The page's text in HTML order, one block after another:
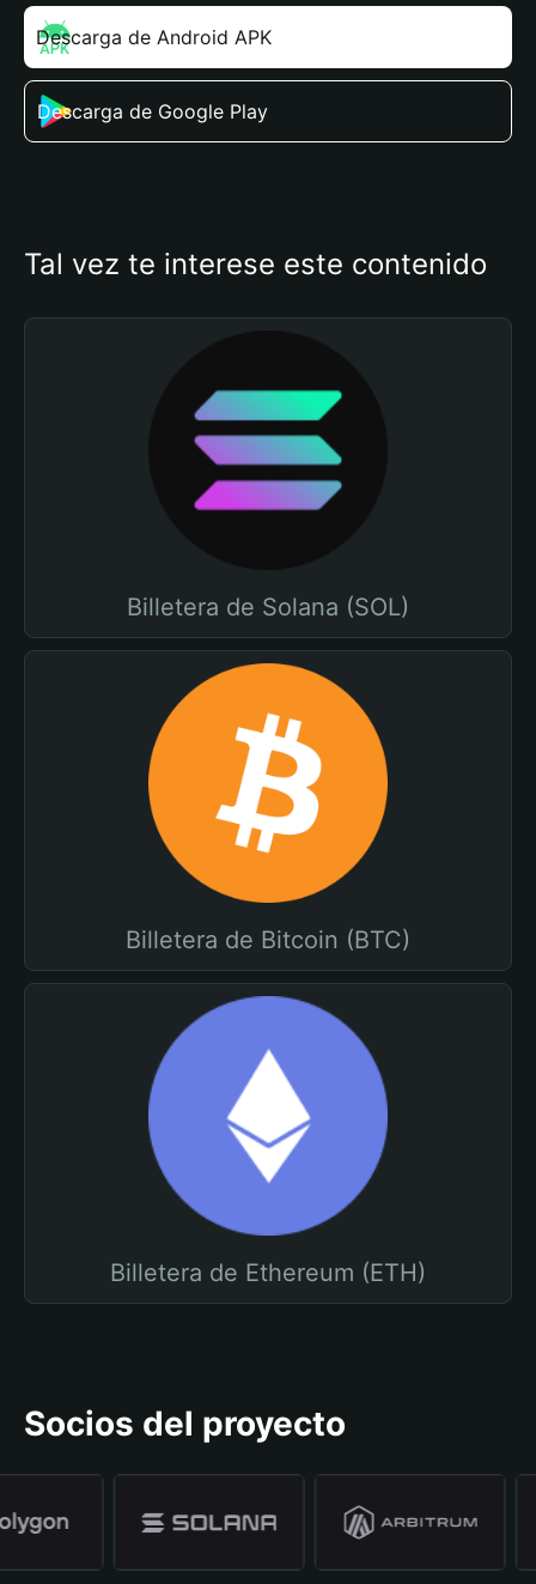
Descarga de Android APK
Descarga de Google Play
Tal vez te interese este contenido
Billetera de Solana (SOL)
Billetera de Bitcoin (BTC)
Billetera de Ethereum (ETH)
Socios del proyecto